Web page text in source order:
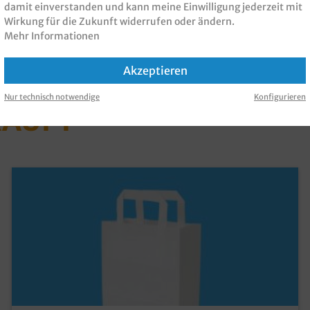
GEKAUFT
damit einverstanden und kann meine Einwilligung jederzeit mit
Wirkung für die Zukunft widerrufen oder ändern.
Mehr Informationen
Akzeptieren
Nur technisch notwendige Konfigurieren